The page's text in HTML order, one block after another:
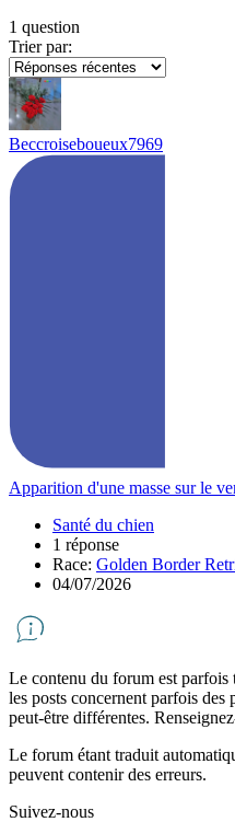
1 question
Trier par:
Beccroiseboueux7969
Apparition d'une masse sur le
Santé du chien
1 réponse
Race: Golden Border
04/07/2026
Le contenu du forum est parfois
les posts concernent parfois des
peut-être différentes.
Le forum étant traduit
peuvent contenir des erreurs.
Suivez-nous